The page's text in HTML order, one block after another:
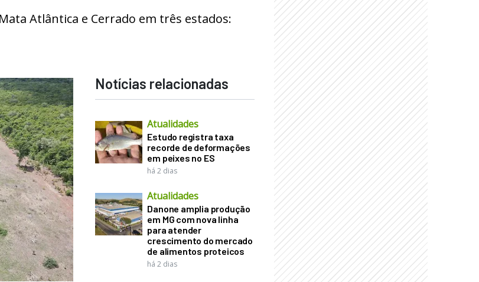
Atlântica e Cerrado em três estados:
Notícias relacionadas
Atualidades
Estudo registra taxa
recorde de deformações
em peixes no ES
há 2 dias
Atualidades
Danone amplia produção
em MG com nova linha
para atender
crescimento do mercado
de alimentos proteicos
há 2 dias